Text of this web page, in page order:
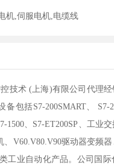
机,伺服电机,电缆线
(上海)有限公司代理经
备包括S7-200SMART、 S7-
1500、S7-ET200SP、工业
、V60.V80.V90驱动器变频
工业自动化产品。公司国